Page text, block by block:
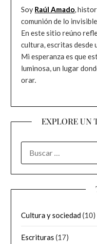
Soy Raúl Amado,
comunión de lo
En este sitio reúno
cultura, escritas desde
Mi esperanza es que
luminosa, un lugar
orar.
EXPLORE UN
Cultura y sociedad(10)
Escrituras (17)